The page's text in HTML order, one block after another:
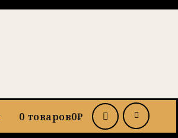
0 товаров0₽